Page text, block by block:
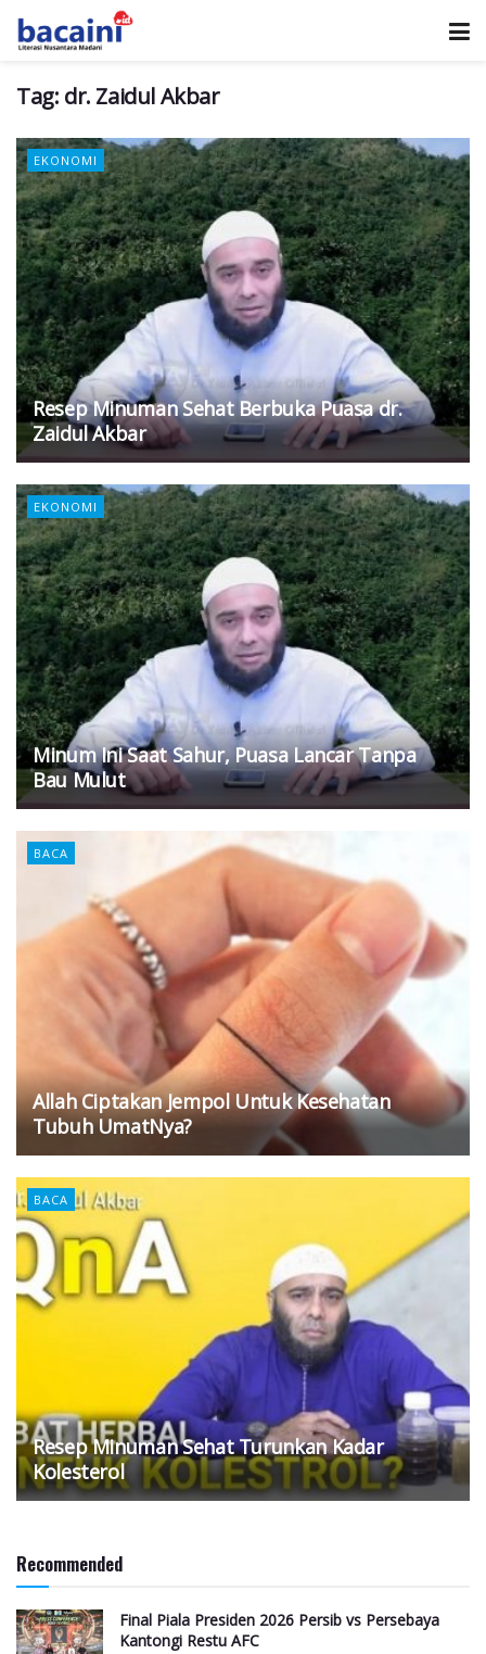
Tag: dr. Zaidul Akbar
EKONOMI
Resep Minuman Sehat Berbuka Puasa dr.
Zaidul Akbar
EKONOMI
Minum Ini Saat Sahur, Puasa Lancar Tanpa
Bau Mulut
BACA
Allah Ciptakan Jempol Untuk Kesehatan
Tubuh UmatNya?
BACA
Resep Minuman Sehat Turunkan Kadar
Kolesterol
Recommended
Final Piala Presiden 2026 Persib vs Persebaya
Kantongi Restu AFC